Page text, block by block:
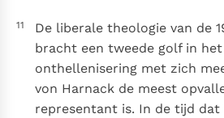
11
De liberale theologie van de
bracht een tweede golf in
onthellenisering met zich
von Harnack de meest
representant is. In de tijd dat